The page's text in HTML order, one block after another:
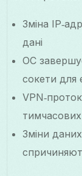
Зміна
дані
ОС
сокети для
Зміни